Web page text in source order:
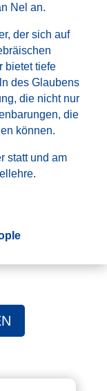
Nel an.
der sich auf
bietet tiefe
des Glaubens
die nicht nur
die
können.
statt und am